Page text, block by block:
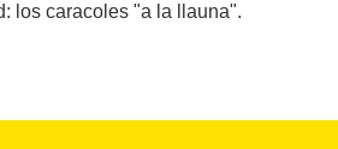
los caracoles "a la llauna".